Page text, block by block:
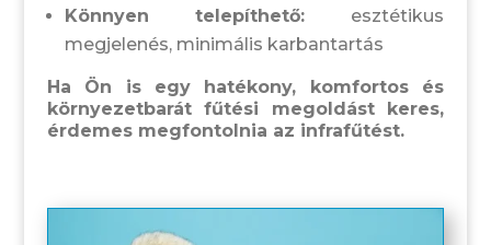
Könnyen telepíthető:
esztétikus
megjelenés, minimális karbantartás
Ha Ön is egy hatékony, komfortos és
környezetbarát fűtési megoldást keres,
érdemes megfontolnia az infrafűtést.